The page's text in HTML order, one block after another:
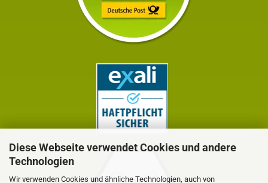
Diese Webseite verwendet Cookies und andere
Technologien
Wir verwenden Cookies und ähnliche Technologien, auch von